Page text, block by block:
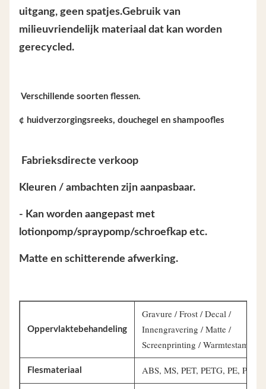
uitgang, geen spatjes.Gebruik van
milieuvriendelijk materiaal dat kan worden
gerecycled.
️ Verschillende soorten flessen.
¢ huidverzorgingsreeks, douchegel en shampoofles
️ Fabrieksdirecte verkoop
Kleuren / ambachten zijn aanpasbaar.
- Kan worden aangepast met
lotionpomp/spraypomp/schroefkap etc.
Matte en schitterende afwerking.
Oppervlaktebehandeling
Gravure / Frost / Decal /
Innengravering / Matte /
Screenprinting / Warmtestampen
Flesmateriaal ABS, MS, PET, PETG, PE, PP